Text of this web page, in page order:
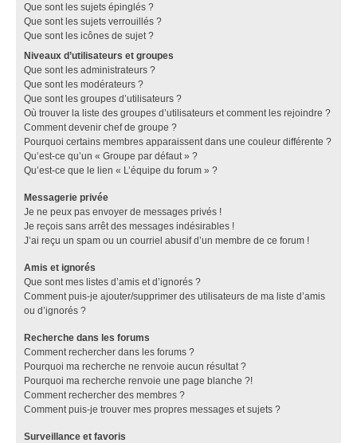
Que sont les sujets épinglés ?
Que sont les sujets verrouillés ?
Que sont les icônes de sujet ?
Niveaux d’utilisateurs et groupes
Que sont les administrateurs ?
Que sont les modérateurs ?
Que sont les groupes d’utilisateurs ?
Où trouver la liste des groupes d’utilisateurs et comment les rejoindre ?
Comment devenir chef de groupe ?
Pourquoi certains membres apparaissent dans une couleur différente ?
Qu’est-ce qu’un « Groupe par défaut » ?
Qu’est-ce que le lien « L’équipe du forum » ?
Messagerie privée
Je ne peux pas envoyer de messages privés !
Je reçois sans arrêt des messages indésirables !
J’ai reçu un spam ou un courriel abusif d’un membre de ce forum !
Amis et ignorés
Que sont mes listes d’amis et d’ignorés ?
Comment puis-je ajouter/supprimer des utilisateurs de ma liste d’amis
ou d’ignorés ?
Recherche dans les forums
Comment rechercher dans les forums ?
Pourquoi ma recherche ne renvoie aucun résultat ?
Pourquoi ma recherche renvoie une page blanche ?!
Comment rechercher des membres ?
Comment puis-je trouver mes propres messages et sujets ?
Surveillance et favoris